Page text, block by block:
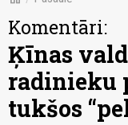
Komentāri:
Ķīnas
radinieku
tukšos